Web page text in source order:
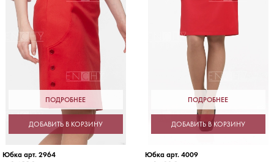
ПОДРОБНЕЕ
ДОБАВИТЬ В КОРЗИНУ
Юбка арт. 2964
ПОДРОБНЕЕ
ДОБАВИТЬ В КОРЗИНУ
Юбка арт. 4009